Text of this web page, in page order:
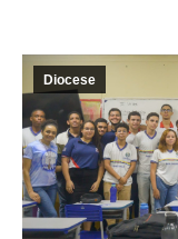
Diocese